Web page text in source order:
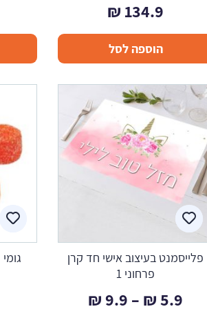
134.9
₪
הוספה לסל
פלייסמנט בעיצוב אישי חד קרן
פרחוני 1
5.9
₪
–
9.9
₪טווח
גומי